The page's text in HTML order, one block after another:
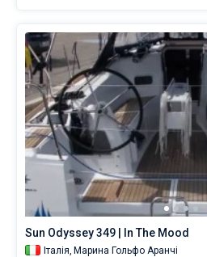
Sun Odyssey 349 | In The Mood
Італія, Марина Гольфо Аранчі